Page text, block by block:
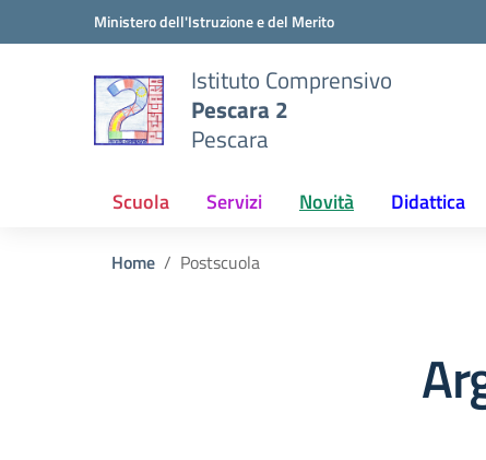
Vai ai contenuti
Vai al menu di navigazioneMinistero dell'Istruzione e del Merito
Istituto Comprensivo
Pescara 2
Pescara
Scuola Servizi Novità Didattica
Home Postscuola